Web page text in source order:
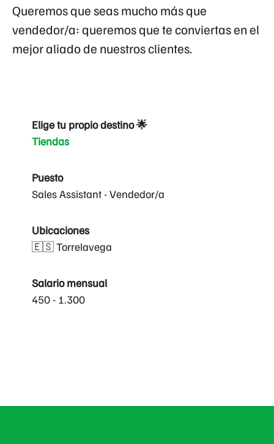
Queremos que seas mucho más que
vendedor/a: queremos que te conviertas en el
mejor aliado de nuestros clientes.
Elige tu propio destino 🌟
Tiendas
Puesto
Sales Assistant - Vendedor/a
Ubicaciones
🇪🇸 Torrelavega
Salario mensual
450 - 1.300